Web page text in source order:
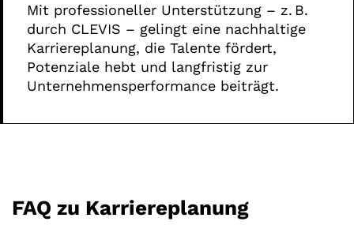
Mit professioneller Unterstützung – z. B.
durch CLEVIS – gelingt eine nachhaltige
Karriereplanung, die Talente fördert,
Potenziale hebt und langfristig zur
Unternehmensperformance beiträgt.
FAQ zu Karriereplanung